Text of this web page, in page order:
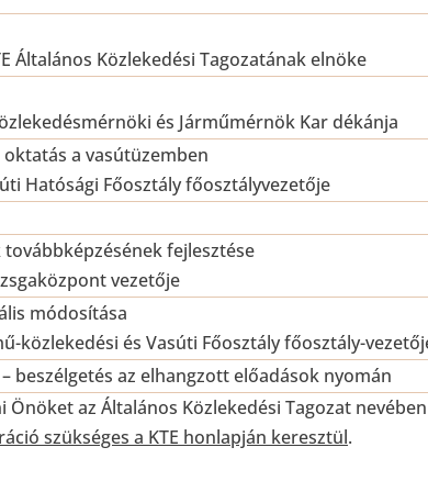
Általános Közlekedési Tagozatának elnöke
és Járműmérnök Kar dékánja
a vasútüzemben
Hatósági Főosztály főosztályvezetője
fejlesztése
vezetője
módosítása
közlekedési és Vasúti Főosztály főosztály-
beszélgetés az elhangzott előadások nyomán
az Általános Közlekedési Tagozat
szükséges a KTE honlapján keresztül.